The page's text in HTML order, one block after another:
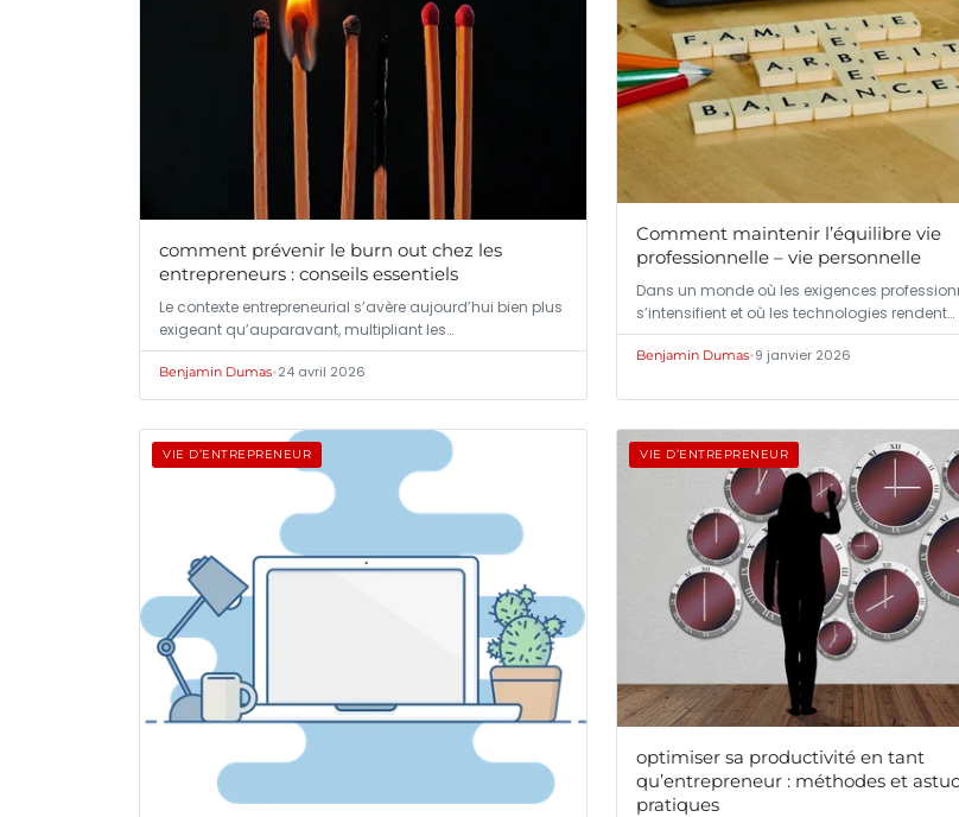
comment prévenir le burn out chez les
entrepreneurs : conseils essentiels
Le contexte entrepreneurial s’avère aujourd’hui bien plus
exigeant qu’auparavant, multipliant les…
Benjamin Dumas•24 avril 2026
Comment maintenir l’équilibre vie
professionnelle – vie personnelle
Dans un monde où les exigences
s’intensifient et où les technologies rendent…
Benjamin Dumas•9 janvier 2026
VIE D’ENTREPRENEUR VIE D’ENTREPRENEUR
optimiser sa productivité en tant
qu’entrepreneur : méthodes et
pratiques